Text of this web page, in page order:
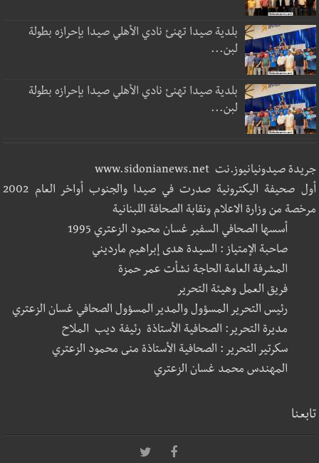
بلدية صيدا تهنئ نادي الأهلي صيدا بإحرازه بطولة
لبن...
بلدية صيدا تهنئ نادي الأهلي صيدا بإحرازه بطولة
لبن...
جريدة صيدونيانيوز.نت www.sidonianews.net
أول صحيفة اليكترونية صدرت في صيدا والجنوب أواخر العام 2002
مرخصة من وزارة الاعلام ونقابة الصحافة اللبنانية
أسسها الصحافي السفير غسان محمود الزعتري 1995
صاحبة الإمتياز : السيدة هدى إبراهيم مارديني
المشرفة العامة الحاجة نشأت عمر حمزة
فريق العمل وهيئة التحرير
رئيس التحرير المسؤول والمدير المسؤول الصحافي غسان الزعتري
مديرة التحرير: الصحافية الأستاذة رئيفة ديب الملاح
سكرتير التحرير : الصحافية الأستاذة منى محمود الزعتري
المهندس محمد غسان الزعتري
تابعنا